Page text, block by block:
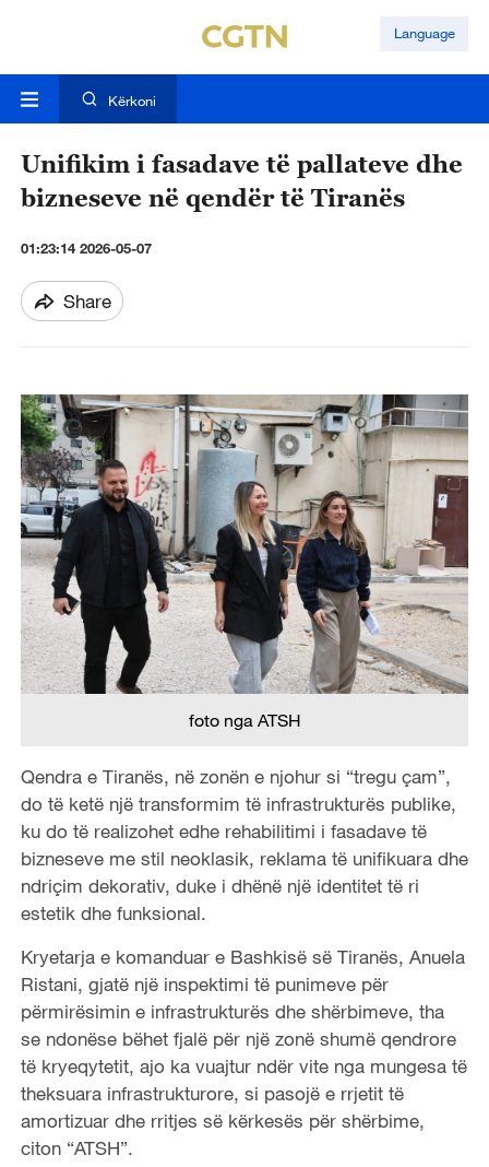
Language
Kërkoni
Unifikim i fasadave të pallateve dhe
bizneseve në qendër të Tiranës
01:23:14 2026-05-07
Share
foto nga ATSH
Qendra e Tiranës, në zonën e njohur si “tregu çam”,
do të ketë një transformim të infrastrukturës publike,
ku do të realizohet edhe rehabilitimi i fasadave të
bizneseve me stil neoklasik, reklama të unifikuara dhe
ndriçim dekorativ, duke i dhënë një identitet të ri
estetik dhe funksional.
Kryetarja e komanduar e Bashkisë së Tiranës, Anuela
Ristani, gjatë një inspektimi të punimeve për
përmirësimin e infrastrukturës dhe shërbimeve, tha
se ndonëse bëhet fjalë për një zonë shumë qendrore
të kryeqytetit, ajo ka vuajtur ndër vite nga mungesa të
theksuara infrastrukturore, si pasojë e rrjetit të
amortizuar dhe rritjes së kërkesës për shërbime,
citon “ATSH”.